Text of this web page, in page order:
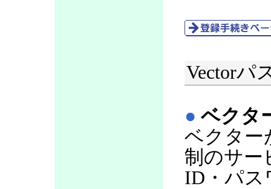
Vectorパ
● ベクタ
ベクター
制のサー
ID・パス